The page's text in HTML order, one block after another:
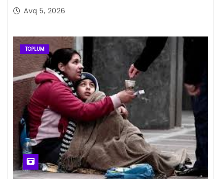
Avq 5, 2026
TOPLUM